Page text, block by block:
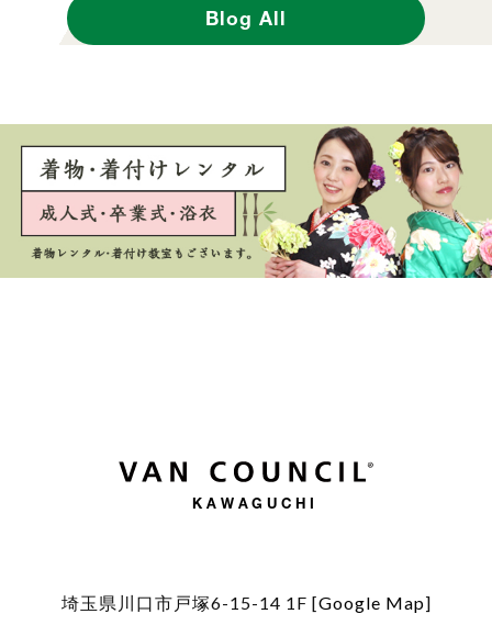
Blog All
KAWAGUCHI
埼玉県川口市戸塚6-15-14 1F [Google Map]